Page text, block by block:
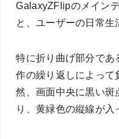
GalaxyZFlipのメイン
と、ユーザーの日常生
特に折り曲げ部分であ
作の繰り返しによって
然、画面中央に黒い斑
り、黄緑色の縦線が入